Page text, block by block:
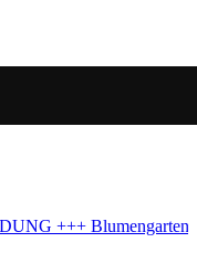
auf der Venloer